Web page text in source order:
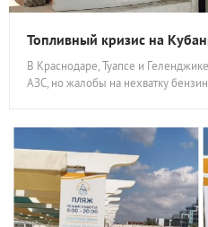
Топливный кризис на
В Краснодаре, Туапсе и
АЗС, но жалобы на нехватку